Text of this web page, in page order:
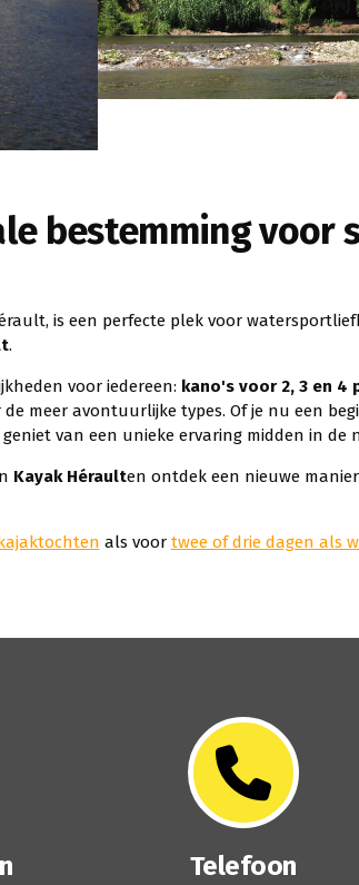
bestemming voor
is een perfecte plek voor
.
voor iedereen: kano's voor 2, 3 en 4
de meer avontuurlijke types. Of je nu een
van een unieke ervaring midden in de
Kayak Héraulten ontdek een nieuwe
als voor twee of drie dagen als
Telefoon